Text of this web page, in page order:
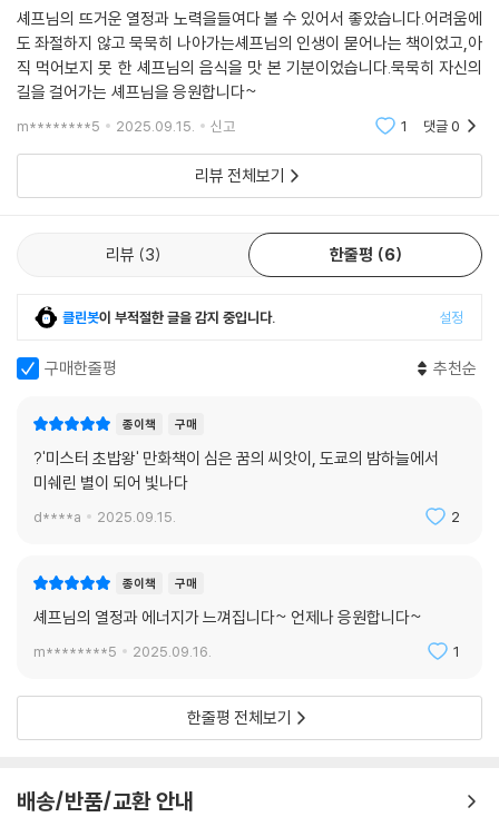
셰프님의 뜨거운 열정과 노력을들여다 볼 수 있어서 좋았습니다.어려움에
도 좌절하지 않고 묵묵히 나아가는셰프님의 인생이 묻어나는 책이었고,아
직 먹어보지 못 한 셰프님의 음식을 맛 본 기분이었습니다.묵묵히 자신의
길을 걸어가는 셰프님을 응원합니다~
m********5 2025.09.15. 신고 1 댓글0
리뷰 전체보기
리뷰 3 한줄평 6
클린봇이 부적절한 글을 감지 중입니다. 설정
구매한줄평 추천순
종이책 구매
?'미스터 초밥왕' 만화책이 심은 꿈의 씨앗이, 도쿄의 밤하늘에서
미쉐린 별이 되어 빛나다
d****a 2025.09.15. 2
종이책 구매
셰프님의 열정과 에너지가 느껴집니다~ 언제나 응원합니다~
m********5 2025.09.16. 1
한줄평 전체보기
배송/반품/교환 안내